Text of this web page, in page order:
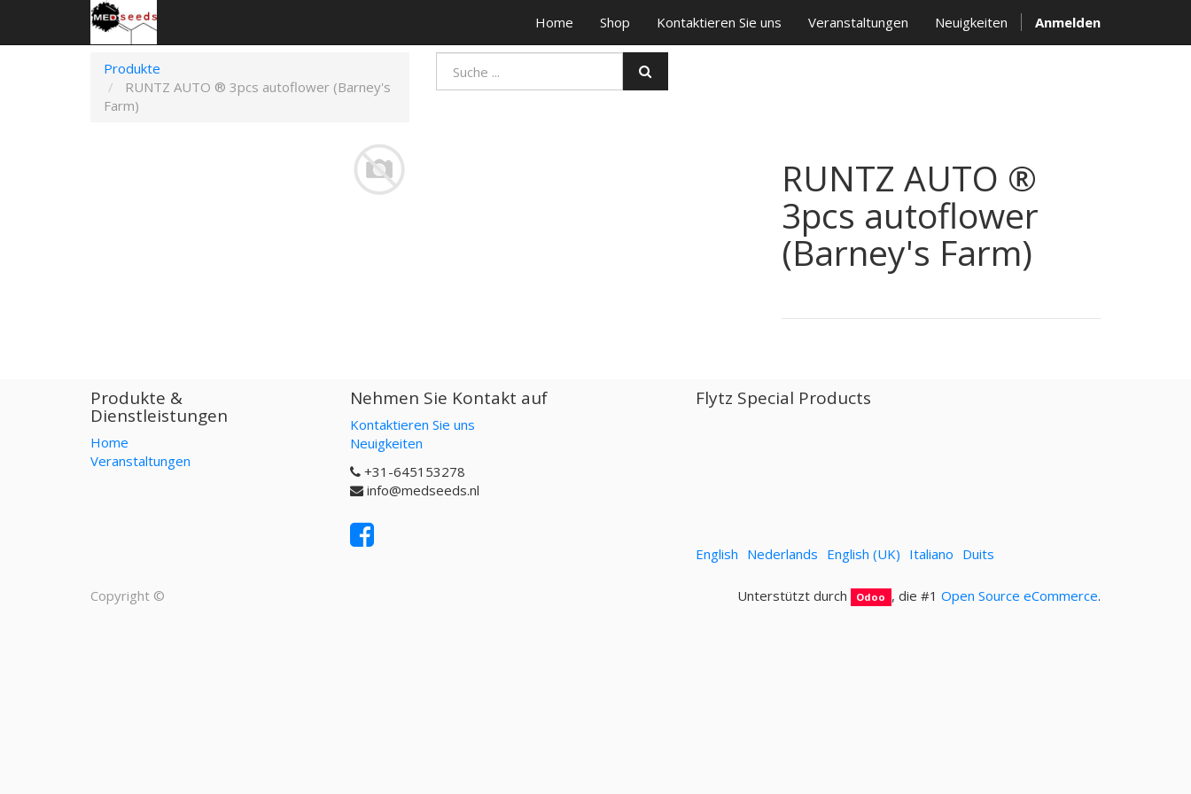
Home Shop Kontaktieren Sie uns Veranstaltungen Neuigkeiten Anmelden
Produkte
RUNTZ AUTO ® 3pcs autoflower (Barney's
Farm)
RUNTZ AUTO ®
3pcs autoflower
(Barney's Farm)
Produkte &
Dienstleistungen
Home
Veranstaltungen
Nehmen Sie Kontakt auf
Kontaktieren Sie uns
Neuigkeiten
+31-645153278
info@medseeds.nl
Flytz Special Products
English Nederlands English (UK) Italiano Duits
Unterstützt durch Odoo , die #1 Open Source eCommerce.
Copyright ©